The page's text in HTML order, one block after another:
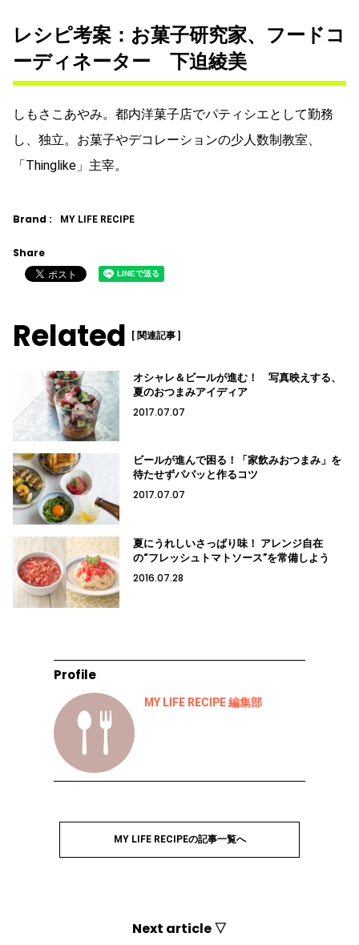
レシピ考案：お菓子研究家、フードコ
ーディネーター 下迫綾美
しもさこあやみ。都内洋菓子店でパティシエとして勤務
し、独立。お菓子やデコレーションの少人数制教室、
「Thinglike」主宰。
Brand : MY LIFE RECIPE
Share
Related [ 関連記事 ]
オシャレ＆ビールが進む！ 写真映えする、
夏のおつまみアイディア
2017.07.07
ビールが進んで困る！「家飲みおつまみ」を
待たせずパパッと作るコツ
2017.07.07
夏にうれしいさっぱり味！ アレンジ自在
の“フレッシュトマトソース”を常備しよう
2016.07.28
Profile
MY LIFE RECIPE 編集部
MY LIFE RECIPEの記事一覧へ
Next article ▽